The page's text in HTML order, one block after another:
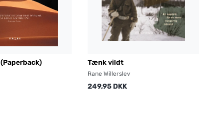
Tænk vildt
Rane Willerslev
249,95 DKK